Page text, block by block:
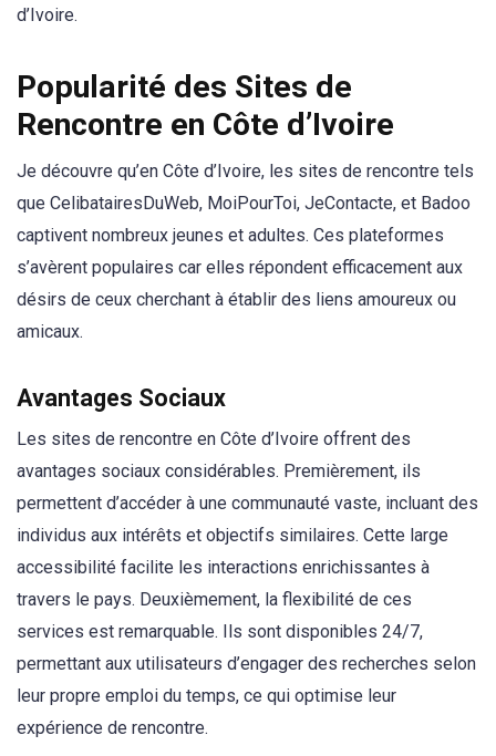
d’Ivoire.
Popularité des Sites de
Rencontre en Côte d’Ivoire
Je découvre qu’en Côte d’Ivoire, les sites de rencontre tels
que CelibatairesDuWeb, MoiPourToi, JeContacte, et Badoo
captivent nombreux jeunes et adultes. Ces plateformes
s’avèrent populaires car elles répondent efficacement aux
désirs de ceux cherchant à établir des liens amoureux ou
amicaux.
Avantages Sociaux
Les sites de rencontre en Côte d’Ivoire offrent des
avantages sociaux considérables. Premièrement, ils
permettent d’accéder à une communauté vaste, incluant des
individus aux intérêts et objectifs similaires. Cette large
accessibilité facilite les interactions enrichissantes à
travers le pays. Deuxièmement, la flexibilité de ces
services est remarquable. Ils sont disponibles 24/7,
permettant aux utilisateurs d’engager des recherches selon
leur propre emploi du temps, ce qui optimise leur
expérience de rencontre.